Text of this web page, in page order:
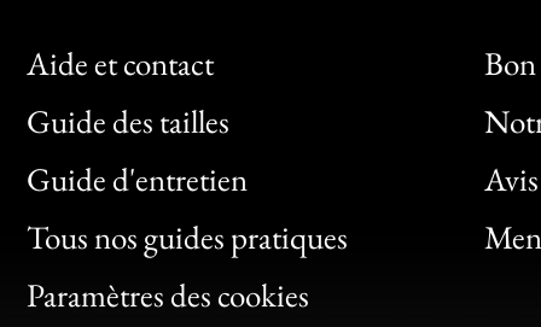
Aide et contact
Guide des tailles
Guide d'entretien
Tous nos guides pratiques
Paramètres des cookies
Bon
Clic